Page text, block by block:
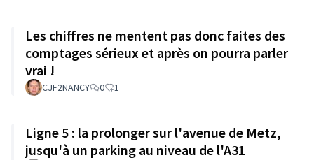
Les chiffres ne mentent pas donc faites des
comptages sérieux et après on pourra parler
vrai !
CJF2NANCY 0 1
Ligne 5 : la prolonger sur l'avenue de Metz,
jusqu'à un parking au niveau de l'A31